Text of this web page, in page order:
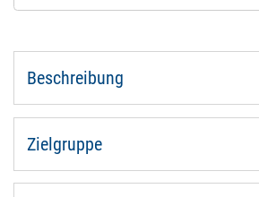
Beschreibung
Zielgruppe